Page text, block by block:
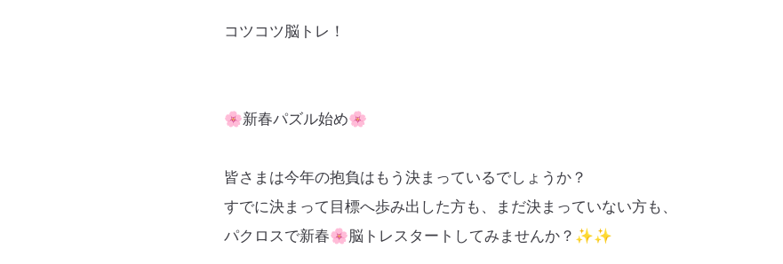
コツコツ脳トレ！
🌸新春パズル始め🌸
皆さまは今年の抱負はもう決まっているでしょうか？
すでに決まって目標へ歩み出した方も、まだ決まっていない方も、
パクロスで新春🌸脳トレスタートしてみませんか？✨✨